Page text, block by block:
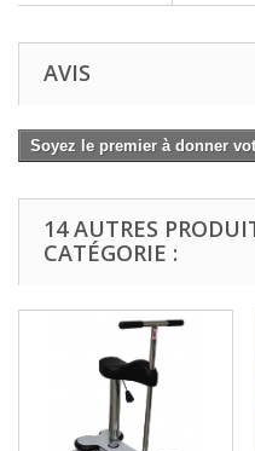
AVIS
Soyez le premier à donner
14 AUTRES
CATÉGORIE :